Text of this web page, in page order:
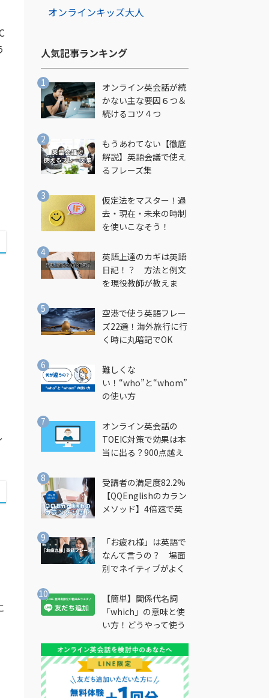
オンラインキッズ大人
人気記事ランキング​
オンライン英会話が続
かない主な要因６つ＆
続けるコツ４つ
もうあわてない【徹底
解説】英語会議で使え
るフレーズ集
仮定法をマスター！過
去・現在・未来の時制
を使いこなそう！
英語上達のカギは英語
日記！？ 方法と例文
を現役教師が教えま
空港で使う英語フレー
ズ22選！海外旅行に行
く時に丸暗記でOK
難しくな
い！“who”と“whom”
の使い方
オンライン英会話の
TOEIC対策で効果は本
当に出る？900点越え
受講者の満足度82.2%
【QQEnglishのカラン
メソッド】4倍速で英
法とは？
「お疲れ様」は英語で
なんて言うの？ 場面
別でネイティブがよく
説
【簡単】関係代名詞
「which」の意味と使
い方！どうやって使う